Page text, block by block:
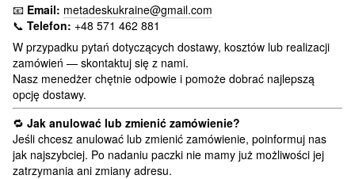
📧 Email: metadeskukraine@gmail.com
📞 Telefon: +48 571 462 881
W przypadku pytań dotyczących dostawy, kosztów lub realizacji
zamówień — skontaktuj się z nami.
Nasz menedżer chętnie odpowie i pomoże dobrać najlepszą
opcję dostawy.
🔁 Jak anulować lub zmienić zamówienie?
Jeśli chcesz anulować lub zmienić zamówienie, poinformuj nas
jak najszybciej. Po nadaniu paczki nie mamy już możliwości jej
zatrzymania ani zmiany adresu.